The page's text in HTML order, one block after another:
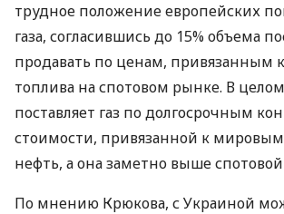
трудное положение европейских
газа, согласившись до 15% объема
продавать по ценам, привязанным
топлива на спотовом рынке. В
поставляет газ по долгосрочным
стоимости, привязанной к
нефть, а она заметно выше
По мнению Крюкова, с Украиной